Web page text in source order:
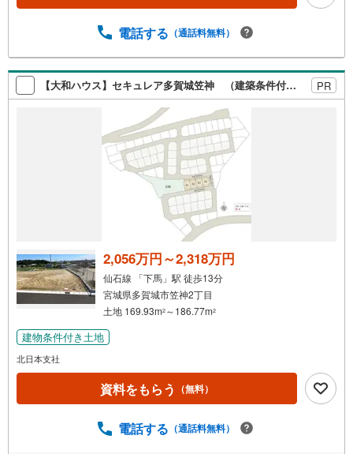
談（30分～）■資金計画のご相談（45分～）≫他社さま掲
調整致します！
電話する （通話料無料）
【大和ハウス】セキュレア多賀城笠神 （建築条件付宅地分譲） PR
2,056万円～2,318万円
仙石線 「下馬」駅 徒歩13分
宮城県多賀城市笠神2丁目
土地 169.93m2 ～186.77m2
建物条件付き土地
北日本支社
資料をもらう （無料）
電話する （通話料無料）